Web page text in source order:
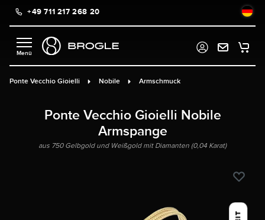
springen
+49 711 217 268 20
Ponte Vecchio Gioielli Nobile Armschmuck
Ponte Vecchio Gioielli Nobile
Armspange
aus 750 Gelbgold und Weißgold mit Diamanten (0,04 Karat)